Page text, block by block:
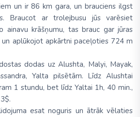
un ir 86 km gara, un brauciens ilgst
Braucot ar trolejbusu jūs varēsiet
ainavu krāšņumu, tas brauc gar jūras
un aplūkojot apkārtni paceļoties 724 m
dodas uz Alushta, Malyi, Mayak,
Yalta pilsētām. Līdz Alushtai
1 stundu, bet līdz Yaltai 1h, 40 min.,
esat noguris un ātrāk vēlaties